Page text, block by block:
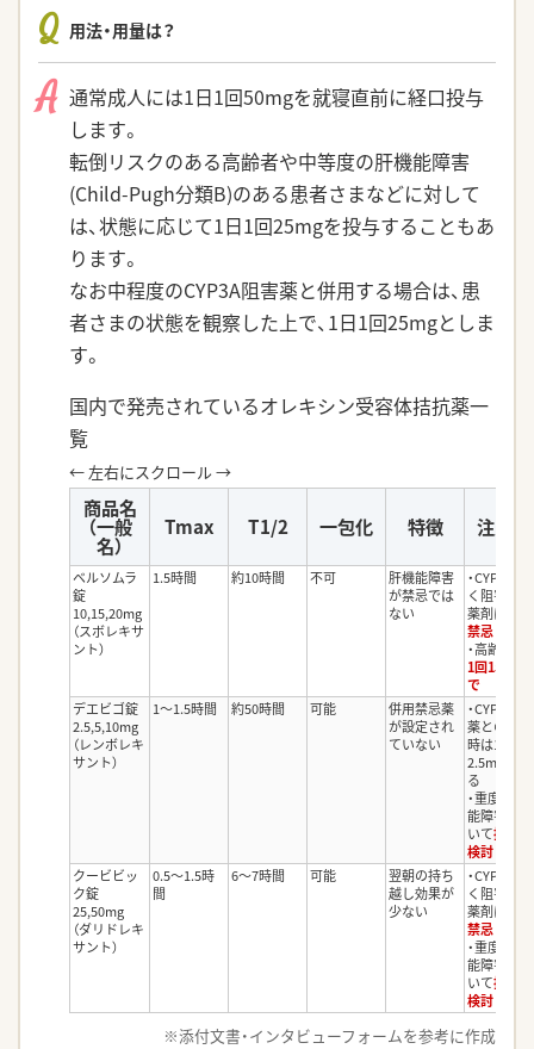
Q 用法・用量は？
A 通常成人には1日1回50mgを就寝直前に経口投与
します。
転倒リスクのある高齢者や中等度の肝機能障害
(Child-Pugh分類B)のある患者さまなどに対して
は、状態に応じて1日1回25mgを投与することもあ
ります。
なお中程度のCYP3A阻害薬と併用する場合は、患
者さまの状態を観察した上で、1日1回25mgとしま
す。
国内で発売されているオレキシン受容体拮抗薬一
覧
商品名
（一般
名）
Tmax T1/2 一包化 特徴 注意点
ベルソムラ
錠
10,15,20mg
（スボレキサ
ント）
1.5時間 約10時間 不可
肝機能障害
が禁忌では
ない
・CYP3Aを
く阻害する
薬剤は
禁忌
・高齢者で
1回15mg
で
デエビゴ錠
2.5,5,10mg
（レンボレキ
サント）
1〜1.5時間 約50時間 可能
併用禁忌薬
が設定され
ていない
・CYP3A阻
薬との併用
時は1回
2.5mgとす
る
・重度の肝
能障害にお
いて投与を
検討
クービビッ
ク錠
25,50mg
（ダリドレキ
サント）
0.5〜1.5時
間
6〜7時間 可能
翌朝の持ち
越し効果が
少ない
・CYP3Aを
く阻害する
薬剤は
禁忌
・重度の肝
能障害にお
いて投与を
検討
※添付文書・インタビューフォームを参考に作成